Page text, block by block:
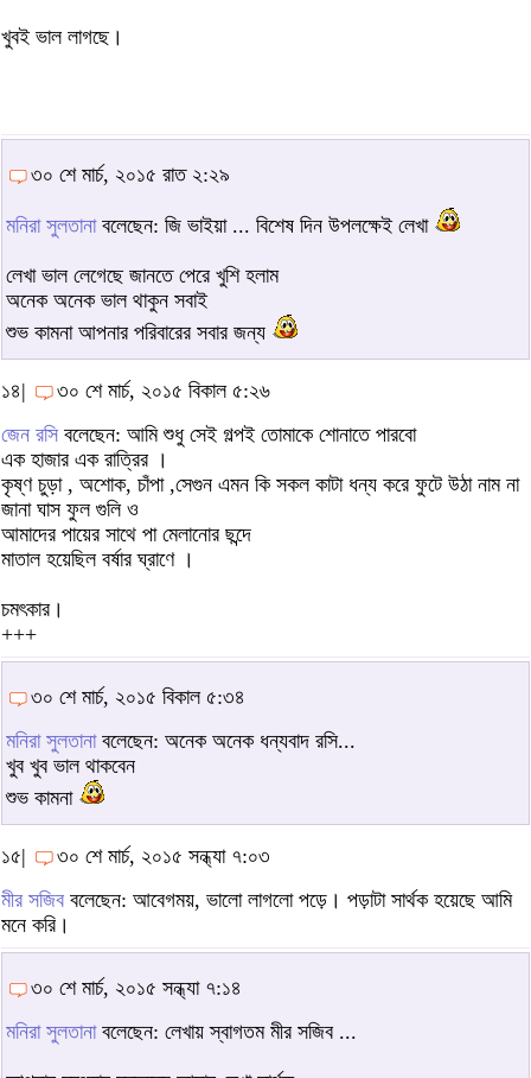
খুবই ভাল লাগছে।
৩০ শে মার্চ, ২০১৫ রাত ২:২৯
মনিরা সুলতানাবলেছেন: জি ভাইয়া ... বিশেষ দিন উপলক্ষেই লেখা
লেখা ভাল লেগেছে জানতে পেরে খুশি হলাম
অনেক অনেক ভাল থাকুন সবাই
শুভ কামনা আপনার পরিবারের সবার জন্য
১৪|
৩০ শে মার্চ, ২০১৫ বিকাল ৫:২৬
জেন রসি বলেছেন: আমি শুধু সেই গল্পই তোমাকে শোনাতে পারবো
এক হাজার এক রাত্রির ।
কৃষ্ণ চুড়া , অশোক, চাঁপা ,সেগুন এমন কি সকল কাটা ধন্য করে ফুটে উঠা নাম না
জানা ঘাস ফুল গুলি ও
আমাদের পায়ের সাথে পা মেলানোর ছন্দে
মাতাল হয়েছিল বর্ষার ঘ্রাণে ।
চমৎকার।
+++
৩০ শে মার্চ, ২০১৫ বিকাল ৫:৩৪
মনিরা সুলতানাবলেছেন: অনেক অনেক ধন্যবাদ রসি...
খুব খুব ভাল থাকবেন
শুভ কামনা
১৫|
৩০ শে মার্চ, ২০১৫ সন্ধ্যা ৭:০৩
মীর সজিব বলেছেন: আবেগময়, ভালো লাগলো পড়ে। পড়াটা সার্থক হয়েছে আমি
মনে করি।
৩০ শে মার্চ, ২০১৫ সন্ধ্যা ৭:১৪
মনিরা সুলতানাবলেছেন: লেখায় স্বাগতম মীর সজিব ...